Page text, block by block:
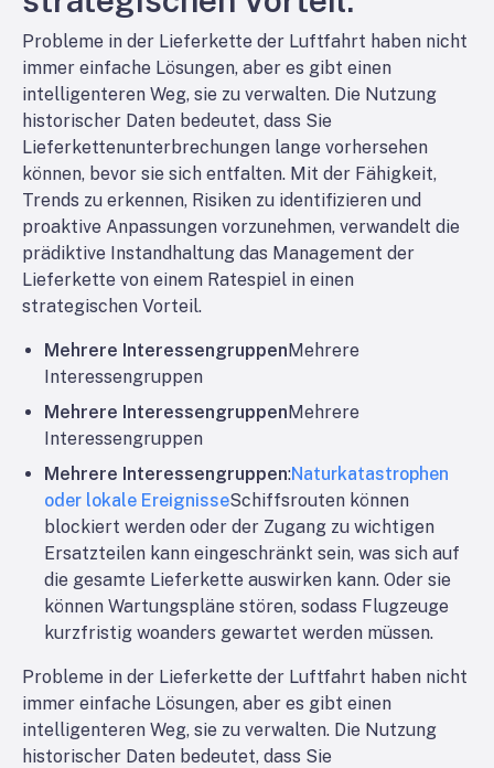
Probleme in der Lieferkette der Luftfahrt haben nicht
immer einfache Lösungen, aber es gibt einen
intelligenteren Weg, sie zu verwalten. Die Nutzung
historischer Daten bedeutet, dass Sie
Lieferkettenunterbrechungen lange vorhersehen
können, bevor sie sich entfalten. Mit der Fähigkeit,
Trends zu erkennen, Risiken zu identifizieren und
proaktive Anpassungen vorzunehmen, verwandelt die
prädiktive Instandhaltung das Management der
Lieferkette von einem Ratespiel in einen
strategischen Vorteil.
Mehrere InteressengruppenMehrere
Interessengruppen
Mehrere InteressengruppenMehrere
Interessengruppen
Mehrere Interessengruppen:Naturkatastrophen
oder lokale EreignisseSchiffsrouten können
blockiert werden oder der Zugang zu wichtigen
Ersatzteilen kann eingeschränkt sein, was sich auf
die gesamte Lieferkette auswirken kann. Oder sie
können Wartungspläne stören, sodass Flugzeuge
kurzfristig woanders gewartet werden müssen.
Probleme in der Lieferkette der Luftfahrt haben nicht
immer einfache Lösungen, aber es gibt einen
intelligenteren Weg, sie zu verwalten. Die Nutzung
historischer Daten bedeutet, dass Sie